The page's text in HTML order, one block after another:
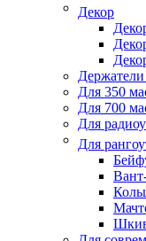
Декор
Для 350
Для 700
Для
Для